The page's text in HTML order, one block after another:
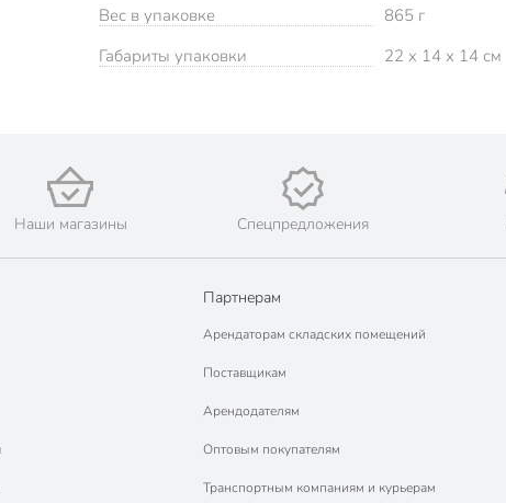
Вес в упаковке
865 г
Габариты упаковки
22 x 14 x 14 см
Наши магазины Спецпредложения
Партнерам
Арендаторам складских помещений
Поставщикам
Арендодателям
Оптовым покупателям
Транспортным компаниям и курьерам